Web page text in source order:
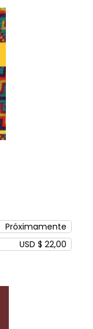
Próximamente
USD $ 22,00